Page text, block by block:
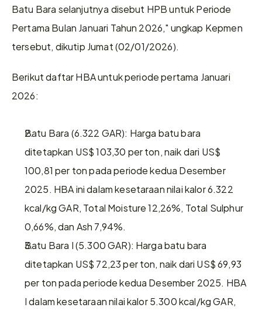
Batu Bara selanjutnya disebut HPB untuk Periode
Pertama Bulan Januari Tahun 2026," ungkap Kepmen
tersebut, dikutip Jumat (02/01/2026).
Berikut daftar HBA untuk periode pertama Januari
2026:
Batu Bara (6.322 GAR): Harga batu bara
ditetapkan US$ 103,30 per ton, naik dari US$
100,81 per ton pada periode kedua Desember
2025. HBA ini dalam kesetaraan nilai kalor 6.322
kcal/kg GAR, Total Moisture 12,26%, Total Sulphur
0,66%, dan Ash 7,94%.
Batu Bara I (5.300 GAR): Harga batu bara
ditetapkan US$ 72,23 per ton, naik dari US$ 69,93
per ton pada periode kedua Desember 2025. HBA
I dalam kesetaraan nilai kalor 5.300 kcal/kg GAR,